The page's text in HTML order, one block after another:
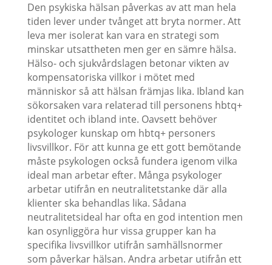
Den psykiska hälsan påverkas av att man hela
tiden lever under tvånget att bryta normer. Att
leva mer isolerat kan vara en strategi som
minskar utsattheten men ger en sämre hälsa.
Hälso- och sjukvårdslagen betonar vikten av
kompensatoriska villkor i mötet med
människor så att hälsan främjas lika. Ibland kan
sökorsaken vara relaterad till personens hbtq+
identitet och ibland inte. Oavsett behöver
psykologer kunskap om hbtq+ personers
livsvillkor. För att kunna ge ett gott bemötande
måste psykologen också fundera igenom vilka
ideal man arbetar efter. Många psykologer
arbetar utifrån en neutralitetstanke där alla
klienter ska behandlas lika. Sådana
neutralitetsideal har ofta en god intention men
kan osynliggöra hur vissa grupper kan ha
specifika livsvillkor utifrån samhällsnormer
som påverkar hälsan. Andra arbetar utifrån ett